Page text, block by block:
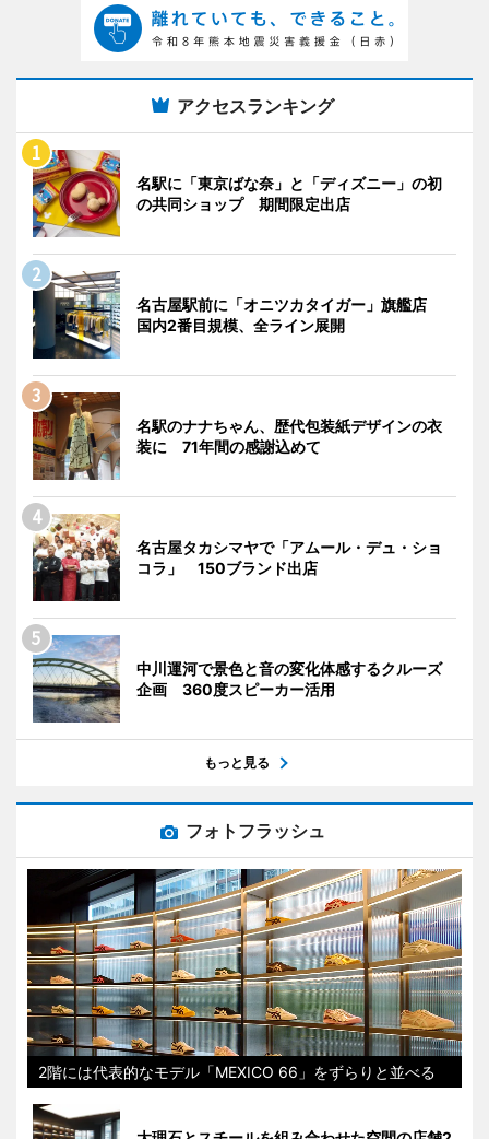
アクセスランキング
名駅に「東京ばな奈」と「ディズニー」の初
の共同ショップ 期間限定出店
名古屋駅前に「オニツカタイガー」旗艦店
国内2番目規模、全ライン展開
名駅のナナちゃん、歴代包装紙デザインの衣
装に 71年間の感謝込めて
名古屋タカシマヤで「アムール・デュ・ショ
コラ」 150ブランド出店
中川運河で景色と音の変化体感するクルーズ
企画 360度スピーカー活用
もっと見る
フォトフラッシュ
2階には代表的なモデル「MEXICO 66」をずらりと並べる